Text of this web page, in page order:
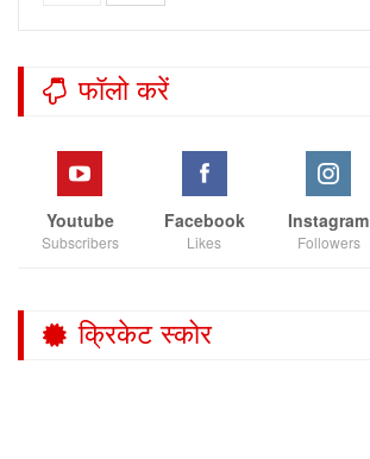
फॉलो करें
Youtube
Subscribers
Facebook
Likes
Instagram
Followers
क्रिकेट स्कोर